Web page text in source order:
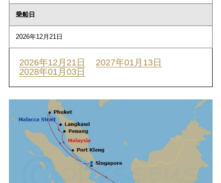
乗船日
2026年12月21日
2026年12月21日
2027年01月13日
2028年01月03日